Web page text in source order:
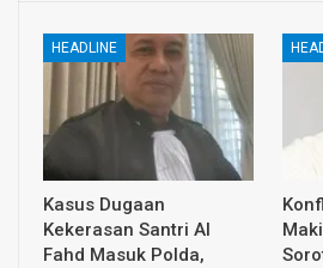
HEADLINE
Kasus Dugaan
Kekerasan Santri Al
Fahd Masuk Polda,